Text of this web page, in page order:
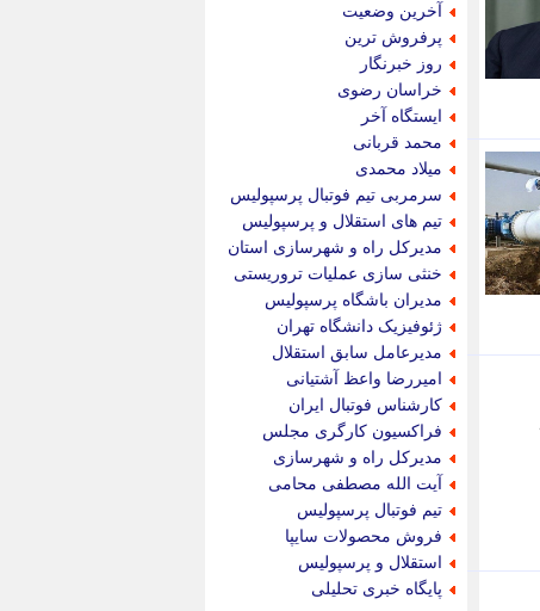
آخرین وضعیت
پرفروش ترین
روز خبرنگار
خراسان رضوی
ایستگاه آخر
محمد قربانی
میلاد محمدی
سرمربی تیم فوتبال پرسپولیس
تیم های استقلال و پرسپولیس
مدیرکل راه و شهرسازی استان
خنثی سازی عملیات تروریستی
مدیران باشگاه پرسپولیس
ژئوفیزیک دانشگاه تهران
مدیرعامل سابق استقلال
امیررضا واعظ آشتیانی
کارشناس فوتبال ایران
فراکسیون کارگری مجلس
مدیرکل راه و شهرسازی
آیت الله مصطفی محامی
تیم فوتبال پرسپولیس
فروش محصولات سایپا
استقلال و پرسپولیس
پایگاه خبری تحلیلی